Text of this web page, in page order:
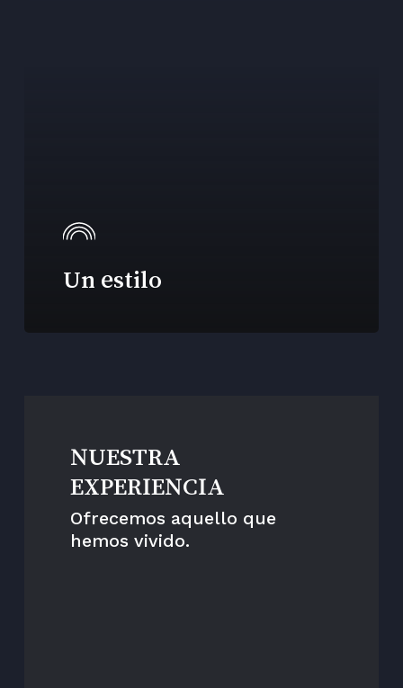
Un estilo
NUESTRA
EXPERIENCIA
Ofrecemos aquello que
hemos vivido.